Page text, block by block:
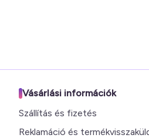
Vásárlási információk
Szállítás és fizetés
Reklamáció és